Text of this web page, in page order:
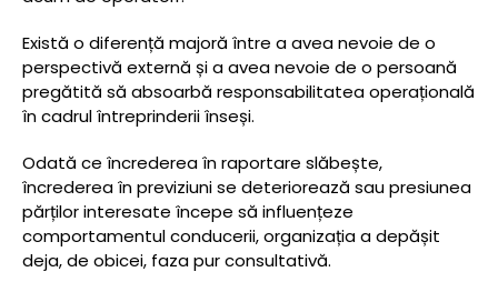
Există o diferență majoră între a avea nevoie de o
perspectivă externă și a avea nevoie de o persoană
pregătită să absoarbă responsabilitatea operațională
în cadrul întreprinderii înseși.
Odată ce încrederea în raportare slăbește,
încrederea în previziuni se deteriorează sau presiunea
părților interesate începe să influențeze
comportamentul conducerii, organizația a depășit
deja, de obicei, faza pur consultativă.